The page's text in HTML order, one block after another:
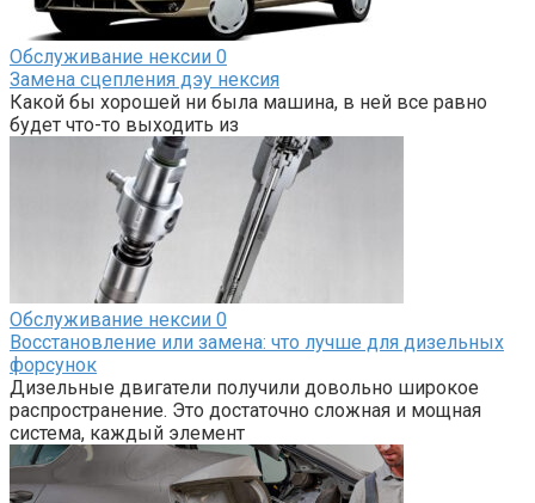
Обслуживание нексии 0
Замена сцепления дэу нексия
Какой бы хорошей ни была машина, в ней все равно
будет что-то выходить из
Обслуживание нексии 0
Восстановление или замена: что лучше для дизельных
форсунок
Дизельные двигатели получили довольно широкое
распространение. Это достаточно сложная и мощная
система, каждый элемент